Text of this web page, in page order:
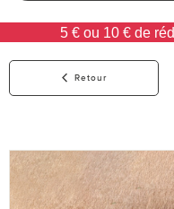
5 € ou 10 € de
Retour